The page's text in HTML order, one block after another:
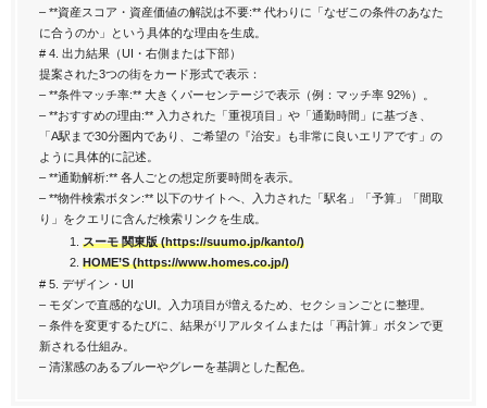
– **資産スコア・資産価値の解説は不要:** 代わりに「なぜこの条件のあなた
に合うのか」という具体的な理由を生成。
# 4. 出力結果（UI・右側または下部）
提案された3つの街をカード形式で表示：
– **条件マッチ率:** 大きくパーセンテージで表示（例：マッチ率 92%）。
– **おすすめの理由:** 入力された「重視項目」や「通勤時間」に基づき、
「A駅まで30分圏内であり、ご希望の『治安』も非常に良いエリアです」の
ように具体的に記述。
– **通勤解析:** 各人ごとの想定所要時間を表示。
– **物件検索ボタン:** 以下のサイトへ、入力された「駅名」「予算」「間取
り」をクエリに含んだ検索リンクを生成。
スーモ 関東版 (https://suumo.jp/kanto/)
HOME’S (https://www.homes.co.jp/)
# 5. デザイン・UI
– モダンで直感的なUI。入力項目が増えるため、セクションごとに整理。
– 条件を変更するたびに、結果がリアルタイムまたは「再計算」ボタンで更
新される仕組み。
– 清潔感のあるブルーやグレーを基調とした配色。